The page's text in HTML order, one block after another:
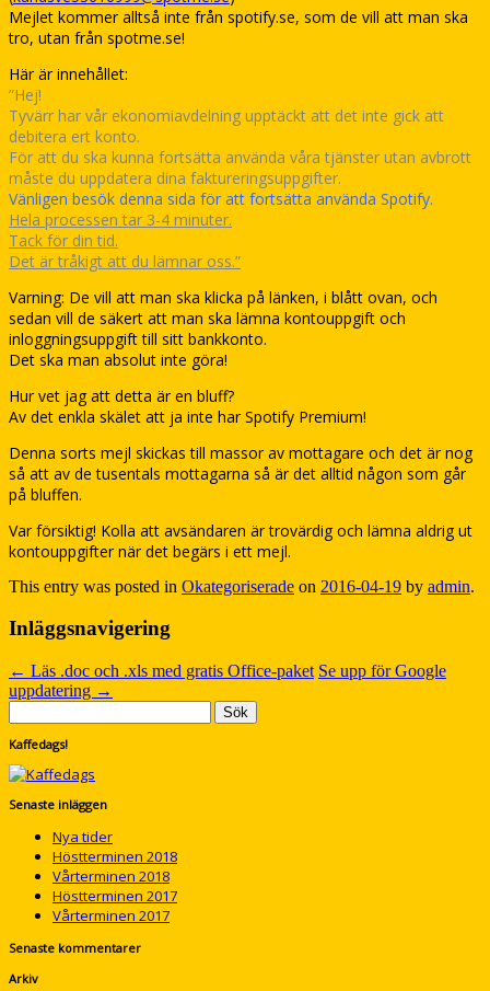
Mejlet kommer alltså inte från spotify.se, som de vill att man ska
tro, utan från spotme.se!
Här är innehållet:
”Hej!
Tyvärr har vår ekonomiavdelning upptäckt att det inte gick att
debitera ert konto.
För att du ska kunna fortsätta använda våra tjänster utan avbrott
måste du uppdatera dina faktureringsuppgifter.
Vänligen besök denna sida för att fortsätta använda Spotify.
Hela processen tar 3-4 minuter.
Tack för din tid.
Det är tråkigt att du lämnar oss.”
Varning: De vill att man ska klicka på länken, i blått ovan, och
sedan vill de säkert att man ska lämna kontouppgift och
inloggningsuppgift till sitt bankkonto.
Det ska man absolut inte göra!
Hur vet jag att detta är en bluff?
Av det enkla skälet att ja inte har Spotify Premium!
Denna sorts mejl skickas till massor av mottagare och det är nog
så att av de tusentals mottagarna så är det alltid någon som går
på bluffen.
Var försiktig! Kolla att avsändaren är trovärdig och lämna aldrig ut
kontouppgifter när det begärs i ett mejl.
This entry was posted in Okategoriserade on 2016-04-19 by admin.
Inläggsnavigering
← Läs .doc och .xls med gratis Office-paket Se upp för Google
uppdatering →
efter:
Kaffedags!
Senaste inläggen
Nya tider
Höstterminen 2018
Vårterminen 2018
Höstterminen 2017
Vårterminen 2017
Senaste kommentarer
Arkiv